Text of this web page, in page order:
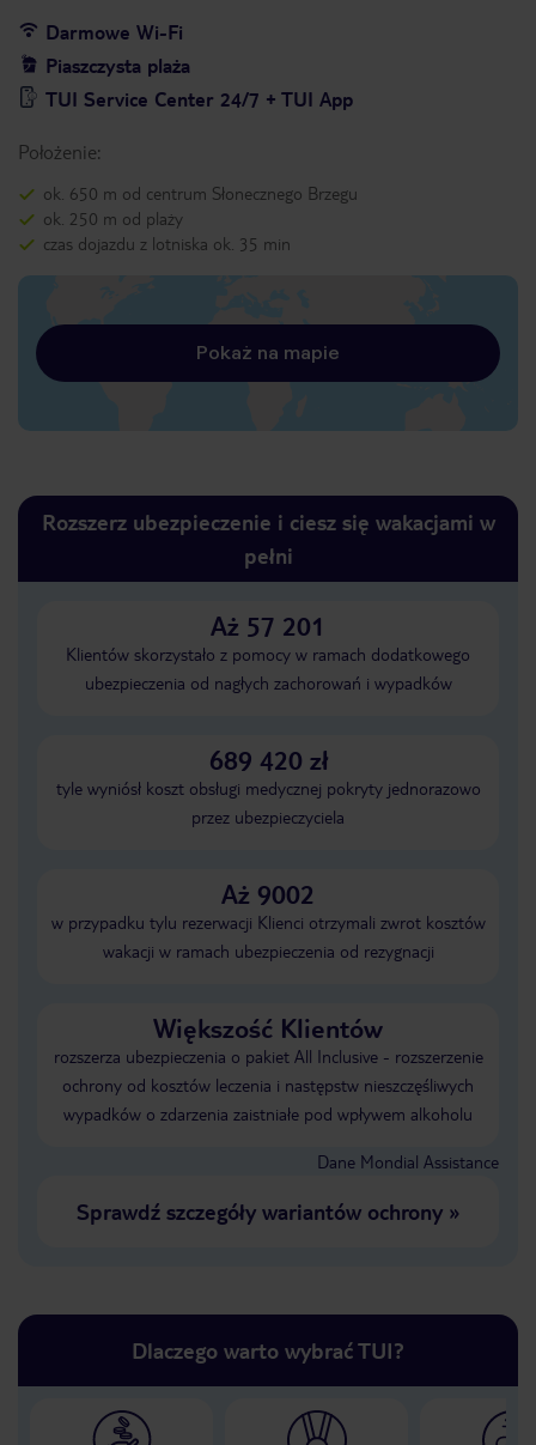
Darmowe Wi-Fi
Piaszczysta plaża
TUI Service Center 24/7 + TUI App
Położenie:
ok. 650 m od centrum Słonecznego Brzegu
ok. 250 m od plaży
czas dojazdu z lotniska ok. 35 min
Pokaż na mapie
Rozszerz ubezpieczenie i ciesz się wakacjami w
pełni
Aż 57 201
Klientów skorzystało z pomocy w ramach dodatkowego
ubezpieczenia od nagłych zachorowań i wypadków
689 420 zł
tyle wyniósł koszt obsługi medycznej pokryty jednorazowo
przez ubezpieczyciela
Aż 9002
w przypadku tylu rezerwacji Klienci otrzymali zwrot kosztów
wakacji w ramach ubezpieczenia od rezygnacji
Większość Klientów
rozszerza ubezpieczenia o pakiet All Inclusive - rozszerzenie
ochrony od kosztów leczenia i następstw nieszczęśliwych
wypadków o zdarzenia zaistniałe pod wpływem alkoholu
Dane Mondial Assistance
Sprawdź szczegóły wariantów ochrony»
Dlaczego warto wybrać TUI?